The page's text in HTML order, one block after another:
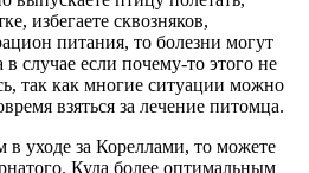
избегаете сквозняков,
питания, то болезни могут
случае если почему-то этого не
так как многие ситуации можно
взяться за лечение питомца.
уходе за Кореллами, то можете
Куда более оптимальным